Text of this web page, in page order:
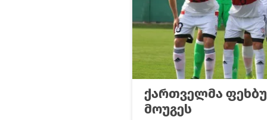
ქართველმა
მოუგეს